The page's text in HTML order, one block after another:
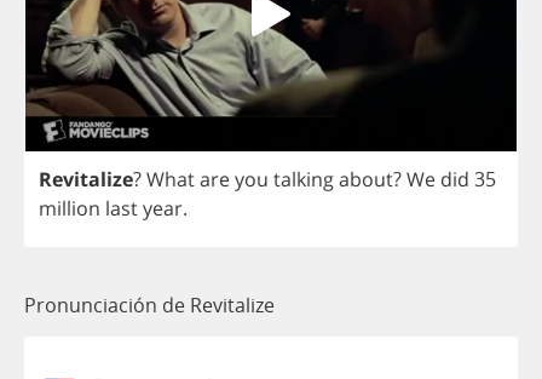
Revitalize?Whatareyou talkingabout?We did 35
million lastyear.
Pronunciación de Revitalize